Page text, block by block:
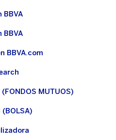
BBVA
BBVA
BBVA.com
(FONDOS MUTUOS)
(BOLSA)